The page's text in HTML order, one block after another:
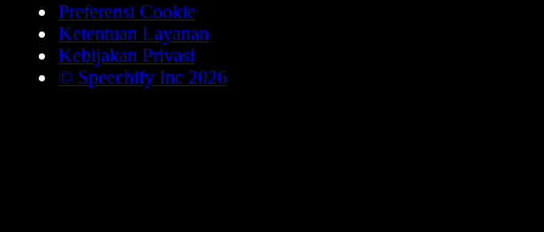
Preferensi Cookie
Ketentuan Layanan
Kebijakan Privasi
© Speechify Inc 2026